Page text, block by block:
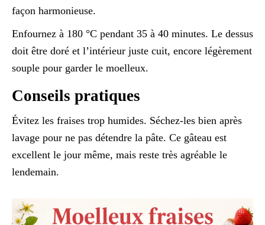
façon harmonieuse.
Enfournez à 180 °C pendant 35 à 40 minutes. Le dessus
doit être doré et l’intérieur juste cuit, encore légèrement
souple pour garder le moelleux.
Conseils pratiques
Évitez les fraises trop humides. Séchez-les bien après
lavage pour ne pas détendre la pâte. Ce gâteau est
excellent le jour même, mais reste très agréable le
lendemain.